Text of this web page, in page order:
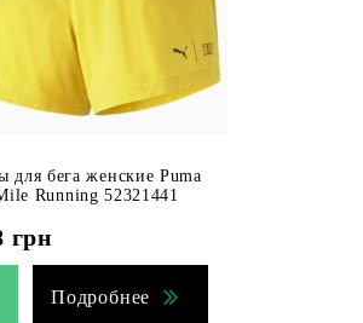
для бега женские Puma
Running 52321441
грн
Подробнее